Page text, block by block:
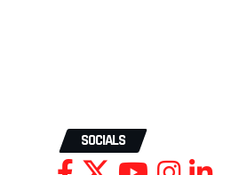
SOCIALS